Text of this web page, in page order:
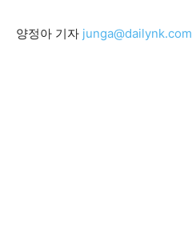
양정아 기자 junga@dailynk.com